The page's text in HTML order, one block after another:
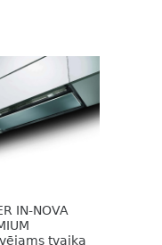
IN-NOVA
tvaika